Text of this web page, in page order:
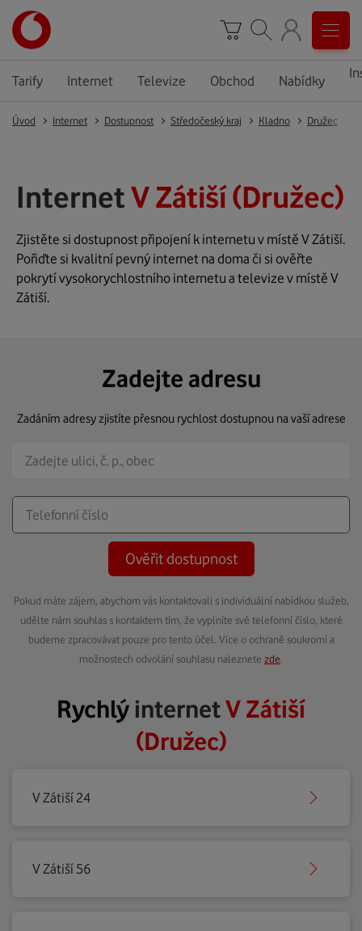
Tarify Internet Televize Obchod Nabídky
Úvod Internet Dostupnost Středočeský kraj Kladno Družec
InternetV Zátiší (Družec)
Zjistěte si dostupnost připojení k internetu v místě V Zátiší.
Pořiďte si kvalitní pevný internet na doma či si ověřte
pokrytí vysokorychlostního internetu a televize v místě V
Zátiší.
Zadejte adresu
Zadáním adresy zjistíte přesnou rychlost dostupnou na vaší adrese
Ověřit dostupnost
Pokud máte zájem, abychom vás kontaktovali s individuální nabídkou služeb,
udělte nám souhlas s kontaktem tím, že vyplníte své telefonní číslo, které
budeme zpracovávat pouze pro tento účel. Více o ochraně soukromí a
možnostech odvolání souhlasu naleznete zde
RychlýinternetV Zátiší
(Družec)
V Zátiší 24
V Zátiší 56